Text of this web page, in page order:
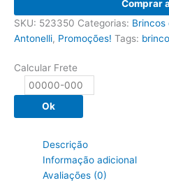
Rommanel
argola
bordas
com
Comprar
SKU: 523350 Categorias: Brincos
Antonelli, Promoções! Tags: brinco
Calcular Frete
Ok
Descrição
Informação adicional
Avaliações (0)